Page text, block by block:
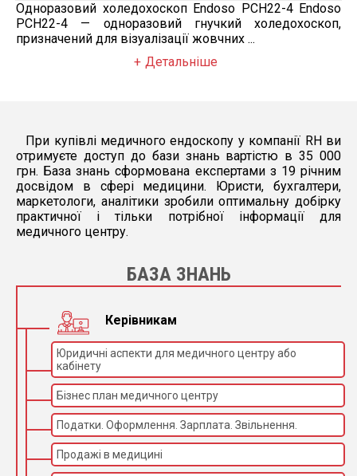
Одноразовий холедохоскоп Endoso PCH22-4 Endoso
PCH22-4 — одноразовий гнучкий холедохоскоп,
призначений для візуалізації жовчних ...
Детальніше
При купівлі медичного ендоскопу у компанії RH ви
отримуєте доступ до бази знань вартістю в 35 000
грн. База знань сформована експертами з 19 річним
досвідом в сфері медицини. Юристи, бухгалтери,
маркетологи, аналітики зробили оптимальну добірку
практичної і тільки потрібної інформації для
медичного центру.
БАЗА ЗНАНЬ
Керівникам
Юридичні аспекти для медичного центру або
кабінету
Бізнес план медичного центру
Податки. Оформлення. Зарплата. Звільнення.
Продажі в медицині